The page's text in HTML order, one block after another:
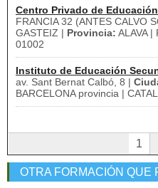
Centro Privado de
FRANCIA 32 (ANTES CALVO
GASTEIZ | Provincia: ALAVA |
01002
Instituto de Educación
av. Sant Bernat Calbó, 8 |
BARCELONA provincia |
1
OTRA FORMACIÓN QUE